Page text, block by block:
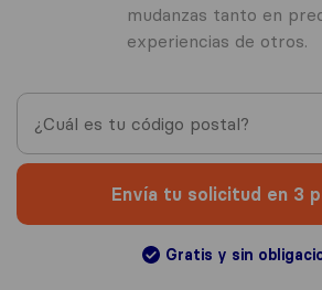
mudanzas tanto en
experiencias de otros.
Envía tu solicitud en 3
Gratis y sin